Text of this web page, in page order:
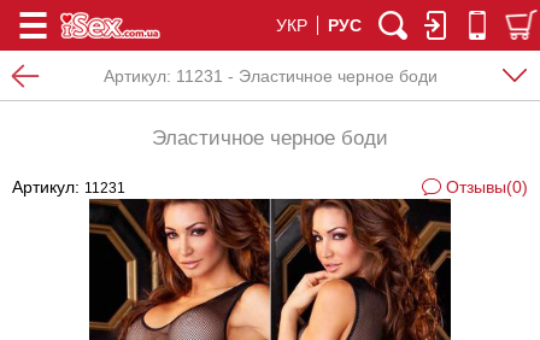
УКР РУС
Артикул: 11231 - Эластичное черное боди
Эластичное черное боди
Артикул: 11231 Отзывы(0)